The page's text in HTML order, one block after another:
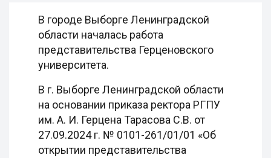
В городе Выборге Ленинградской
области началась работа
представительства Герценовского
университета.
В г. Выборге Ленинградской области
на основании приказа ректора РГПУ
им. А. И. Герцена Тарасова С.В. от
27.09.2024 г. № 0101-261/01/01 «Об
открытии представительства